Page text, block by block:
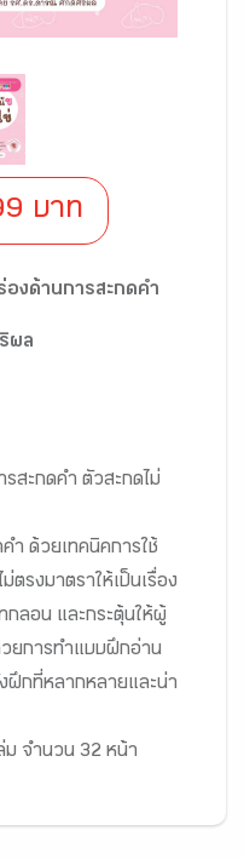
บาท
งด้านการสะกดคำ
ผล
สะกดคำ ตัวสะกดไม่
ำ ด้วยเทคนิคการใช้
ตรงมาตราให้เป็นเรื่อง
กลอน และกระตุ้นให้ผู้
ยการทำแบบฝึกอ่าน
ฝึกที่หลากหลายและน่า
จำนวน 32 หน้า